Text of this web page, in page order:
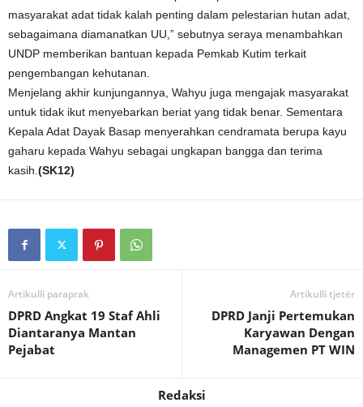
masyarakat adat tidak kalah penting dalam pelestarian hutan adat,
sebagaimana diamanatkan UU,” sebutnya seraya menambahkan
UNDP memberikan bantuan kepada Pemkab Kutim terkait
pengembangan kehutanan.
Menjelang akhir kunjungannya, Wahyu juga mengajak masyarakat
untuk tidak ikut menyebarkan beriat yang tidak benar. Sementara
Kepala Adat Dayak Basap menyerahkan cendramata berupa kayu
gaharu kepada Wahyu sebagai ungkapan bangga dan terima
kasih. (SK12)
Artikulli paraprak
DPRD Angkat 19 Staf Ahli
Diantaranya Mantan
Pejabat
Artikulli tjetër
DPRD Janji Pertemukan
Karyawan Dengan
Managemen PT WIN
Redaksi